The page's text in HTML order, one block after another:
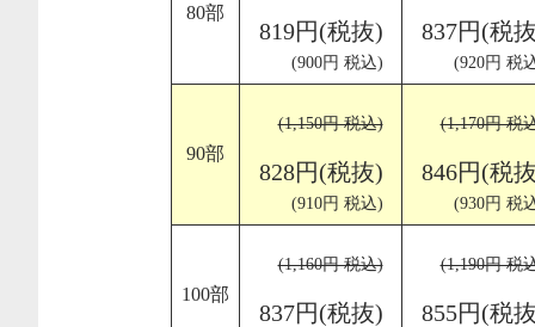
80部
819円(税抜)
(900円 税込)
837円(税
(920円 税
90部
(1,150円 税込)
828円(税抜)
(910円 税込)
(1,170円 税
846円(税
(930円 税
100部
(1,160円 税込)
837円(税抜)
(1,190円 税
855円(税